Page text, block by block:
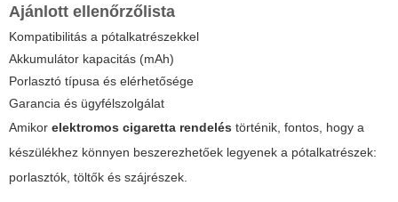
Ajánlott ellenőrzőlista
Kompatibilitás a pótalkatrészekkel
Akkumulátor kapacitás (mAh)
Porlasztó típusa és elérhetősége
Garancia és ügyfélszolgálat
Amikor elektromos cigaretta rendelés történik, fontos, hogy a
készülékhez könnyen beszerezhetőek legyenek a pótalkatrészek:
porlasztók, töltők és szájrészek.